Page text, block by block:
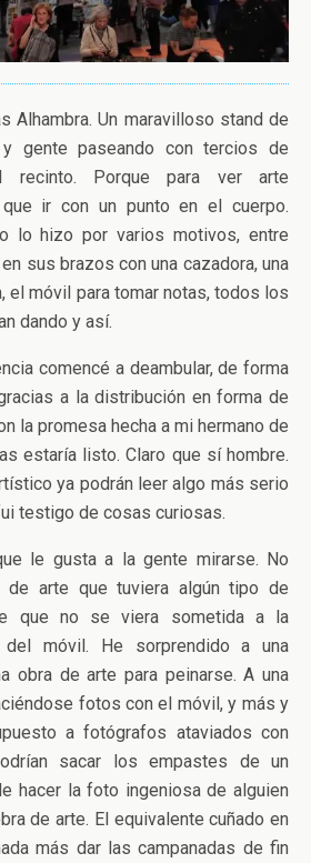
Alhambra. Un maravilloso stand de
y gente paseando con tercios de
Porque para ver arte
que ir con un punto en el cuerpo.
lo hizo por varios motivos, entre
sus brazos con una cazadora, una
el móvil para tomar notas, todos los
dando y así.
comencé a deambular, de forma
a la distribución en forma de
la promesa hecha a mi hermano de
estaría listo. Claro que sí hombre.
ya podrán leer algo más serio
testigo de cosas curiosas.
le gusta a la gente mirarse. No
de arte que tuviera algún tipo de
que no se viera sometida a la
del móvil. He sorprendido a una
obra de arte para peinarse. A una
fotos con el móvil, y más y
a fotógrafos ataviados con
sacar los empastes de un
hacer la foto ingeniosa de alguien
de arte. El equivalente cuñado en
más dar las campanadas de fin